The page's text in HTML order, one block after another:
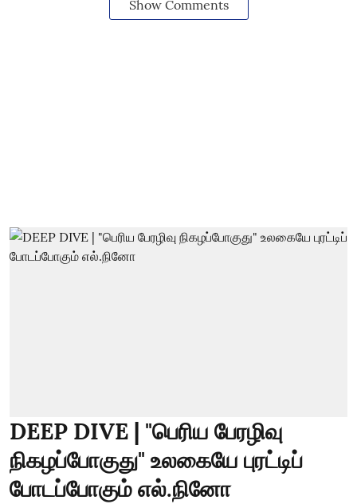
Show Comments
DEEP DIVE | "பெரிய பேரழிவு
நிகழப்போகுது" உலகையே புரட்டிப்
போடப்போகும் எல்.நினோ